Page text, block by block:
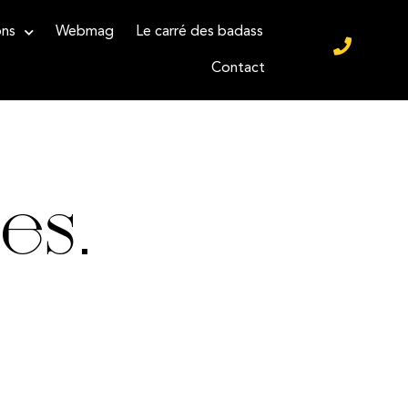
Webmag Le carré des badass
Contact